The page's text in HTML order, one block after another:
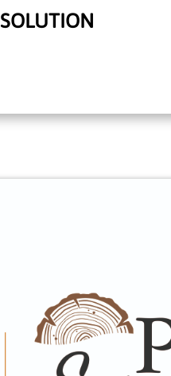
SOLUTION